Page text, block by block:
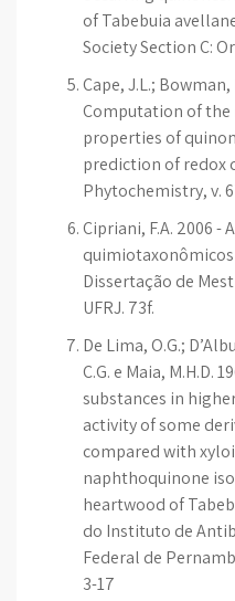
of Tabebuia
Society Section C:
Cape, J.L.;
Computation of
properties of
prediction of redox
Phytochemistry, v.
Cipriani, F.A. 2006 -
Dissertação de
UFRJ. 73f.
De Lima, O.G.;
C.G. e Maia, M.H.D.
substances in
activity of some
compared with
naphthoquinone
heartwood of
do Instituto de
Federal de
3-17